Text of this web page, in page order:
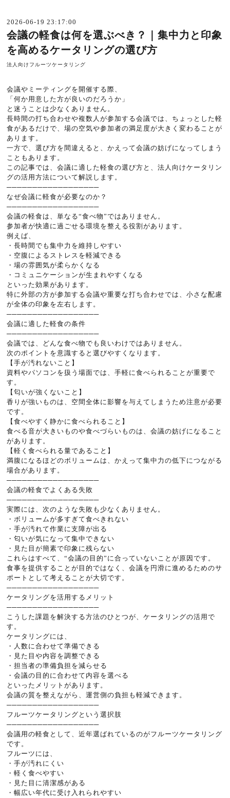
2026-06-19 23:17:00
会議の軽食は何を選ぶべき？｜集中力と印象
を高めるケータリングの選び方
法人向けフルーツケータリング
会議やミーティングを開催する際、
「何か用意した方が良いのだろうか」
と迷うことは少なくありません。
長時間の打ち合わせや複数人が参加する会議では、ちょっとした軽
食があるだけで、場の空気や参加者の満足度が大きく変わることが
あります。
一方で、選び方を間違えると、かえって会議の妨げになってしまう
こともあります。
この記事では、会議に適した軽食の選び方と、法人向けケータリン
グの活用方法について解説します。
──────────────────
なぜ会議に軽食が必要なのか？
──────────────────
会議の軽食は、単なる“食べ物”ではありません。
参加者が快適に過ごせる環境を整える役割があります。
例えば、
・長時間でも集中力を維持しやすい
・空腹によるストレスを軽減できる
・場の雰囲気が柔らかくなる
・コミュニケーションが生まれやすくなる
といった効果があります。
特に外部の方が参加する会議や重要な打ち合わせでは、小さな配慮
が全体の印象を左右します。
──────────────────
会議に適した軽食の条件
──────────────────
会議では、どんな食べ物でも良いわけではありません。
次のポイントを意識すると選びやすくなります。
【手が汚れないこと】
資料やパソコンを扱う場面では、手軽に食べられることが重要で
す。
【匂いが強くないこと】
香りが強いものは、空間全体に影響を与えてしまうため注意が必要
です。
【食べやすく静かに食べられること】
食べる音が大きいものや食べづらいものは、会議の妨げになること
があります。
【軽く食べられる量であること】
満腹になるほどのボリュームは、かえって集中力の低下につながる
場合があります。
──────────────────
会議の軽食でよくある失敗
──────────────────
実際には、次のような失敗も少なくありません。
・ボリュームが多すぎて食べきれない
・手が汚れて作業に支障が出る
・匂いが気になって集中できない
・見た目が簡素で印象に残らない
これらはすべて、“会議の目的”に合っていないことが原因です。
食事を提供することが目的ではなく、会議を円滑に進めるためのサ
ポートとして考えることが大切です。
──────────────────
ケータリングを活用するメリット
──────────────────
こうした課題を解決する方法のひとつが、ケータリングの活用で
す。
ケータリングには、
・人数に合わせて準備できる
・見た目や内容を調整できる
・担当者の準備負担を減らせる
・会議の目的に合わせて内容を選べる
といったメリットがあります。
会議の質を整えながら、運営側の負担も軽減できます。
──────────────────
フルーツケータリングという選択肢
──────────────────
会議用の軽食として、近年選ばれているのがフルーツケータリング
です。
フルーツには、
・手が汚れにくい
・軽く食べやすい
・見た目に清潔感がある
・幅広い年代に受け入れられやすい